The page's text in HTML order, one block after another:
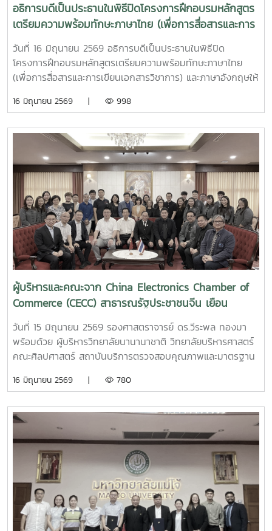
อธิการบดีเป็นประธานในพิธีปิดโครงการฝึกอบรมหลักสูตร
เตรียมความพร้อมทักษะภาษาไทย (เพื่อการสื่อสารและการ
เขียนเอกสารวิชาการ) และภาษาอังกฤษให้แก่ผู้รับทุน
รัฐบาลไทยระดับปริญญาโท
วันที่ 16 มิถุนายน 2569 อธิการบดีเป็นประธานในพิธีปิด
โครงการฝึกอบรมหลักสูตรเตรียมความพร้อมทักษะภาษาไทย
(เพื่อการสื่อสารและการเขียนเอกสารวิชาการ) และภาษาอังกฤษให้
ทรัพยากรมนุษย์ ภายใต้แผนงานความร่วมมือเพื่อการพัฒนาไทย
การสนับสนุนงบประมาณจากกรมความร่วมมือระหว่างประเทศ
กระทรวงการต่างประเทศ จัดฝึกอบรมให้แก่ผู้รับทุนรัฐบาลไทย
จากสาธารณรัฐประชาธิปไตยประชาชนลาว จำนวน 22 ราย
ระหว่างวันที่ 18 พฤษภาคม - 18 มิถุนายน 2569 ภายหลังจาก
การฝึกอบรมผู้รับทุนจะไปศึกษาระดับปริญญาโท ณ มหาวิทยาลัย
ต่าง ๆ ในประเทศไทยต่อไป
16 มิถุนายน 2569 | 998
ผู้บริหารและคณะจาก China Electronics Chamber of
Commerce (CECC) สาธารณรัฐประชาชนจีน เยือน
มหาวิทยาลัย
วันที่ 15 มิถุนายน 2569 รองศาสตราจารย์ ดร.วีระพล ทองมา
พร้อมด้วย ผู้บริหารวิทยาลัยนานานาชาติ วิทยาลัยบริหารศาสตร์
คณะศิลปศาสตร์ สถาบันบริการตรวจสอบคุณภาพและมาตรฐาน
Electronics Chamber of Commerce (CECC) สาธารณรัฐ
ความร่วมมือทางวิชาการ (MOU) ร่วมกับ สถาบันบริการตรวจ
ตรวจสอบคุณภาพและมาตรฐานผลิตภัณฑ์ (IQS) มหาวิทยาลัยแม่
โจ้ ในการแลกเปลี่ยนแลกเปลี่ยนแลกเปลี่ยนแลกเปลี่ยนแลก
เปลี่ยนแลกเปลี่ยนแลกเปลี่ยนพัฒนาและแลกเปลี่ยนเรียนรู้ทาง
ด้านวิชาการร่วมกันนอกจากนี้ ได้เยี่ยมชมสถาบันตรวจสอบ
คุณภาพและมาตรฐานผลิตภัณฑ์ (IQS) และ คณะศิลปศาสตร์
16 มิถุนายน 2569 | 780